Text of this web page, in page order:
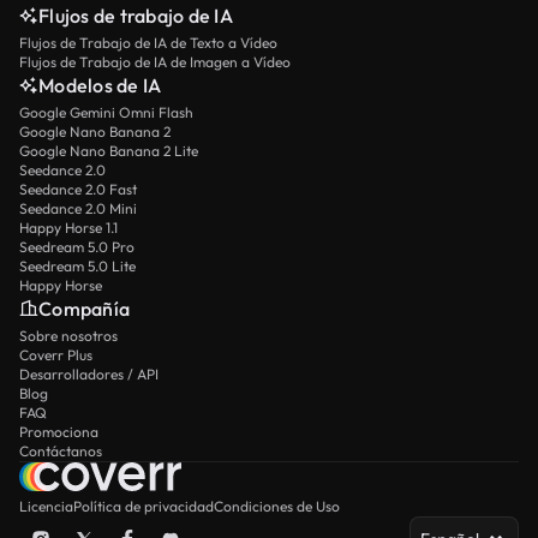
Flujos de trabajo de IA
Flujos de Trabajo de IA de Texto a Vídeo
Flujos de Trabajo de IA de Imagen a Vídeo
Modelos de IA
Google Gemini Omni Flash
Google Nano Banana 2
Google Nano Banana 2 Lite
Seedance 2.0
Seedance 2.0 Fast
Seedance 2.0 Mini
Happy Horse 1.1
Seedream 5.0 Pro
Seedream 5.0 Lite
Happy Horse
Compañía
Sobre nosotros
Coverr Plus
Desarrolladores / API
Blog
FAQ
Promociona
Contáctanos
LicenciaPolítica de privacidadCondiciones de Uso